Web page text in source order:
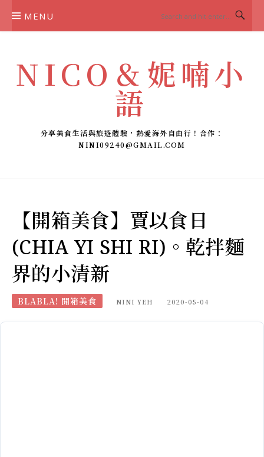
MENU
NICO＆妮喃小
語
分享美食生活與旅遊體驗，熱愛海外自由行！合作：
NINI09240@GMAIL.COM
【開箱美食】賈以食日
(CHIA YI SHI RI)。乾拌麵
界的小清新
BLABLA! 開箱美食 NINI YEH 2020-05-04